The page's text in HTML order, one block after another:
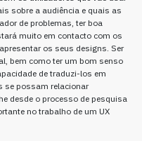
sobre a audiência e quais as
de problemas, ter boa
muito em contacto com os
os seus designs. Ser
bem como ter um bom senso
de traduzi-los em
se possam relacionar
desde o processo de pesquisa
no trabalho de um UX